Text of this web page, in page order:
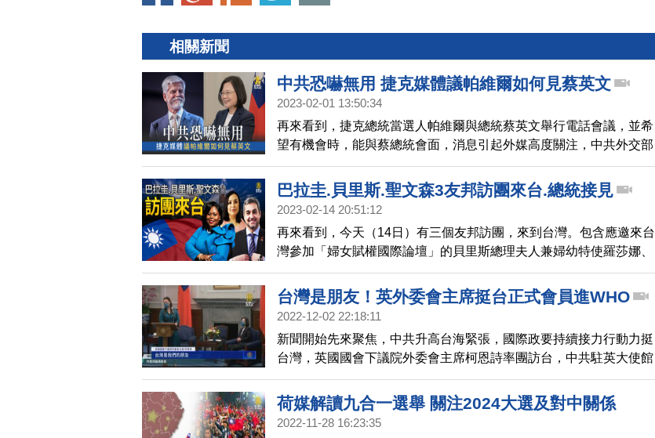
相關新聞
中共恐嚇無用 捷克媒體議帕維爾如何見蔡英文
2023-02-01 13:50:34
再來看到，捷克總統當選人帕維爾與總統蔡英文舉行電話會議，並希
望有機會時，能與蔡總統會面，消息引起外媒高度關注，中共外交部
則是跳腳反對，捷克廣播電台報導，捷克總理費亞拉對中共外交部的
反彈表示，捷克作為一個主權國家，要與誰會面、與誰通話「我們自
己做決定」。
巴拉圭.貝里斯.聖文森3友邦訪團來台.總統接見
2023-02-14 20:51:12
再來看到，今天（14日）有三個友邦訪團，來到台灣。包含應邀來台
灣參加「婦女賦權國際論壇」的貝里斯總理夫人兼婦幼特使羅莎娜、
聖文森外交部長彼德絲，以及率團來台灣進行國是訪問的巴拉圭總統
阿布鐸。
台灣是朋友！英外委會主席挺台正式會員進WHO
2022-12-02 22:18:11
新聞開始先來聚焦，中共升高台海緊張，國際政要持續接力行動力挺
台灣，英國國會下議院外委會主席柯恩詩率團訪台，中共駐英大使館
則是跳腳批評。柯恩詩表示，民主政體之間對話，是完全正確，今天
（2日）與中華民國總統蔡英文會面時表示，台灣應以正式成員身分參
與更多國際多邊組織，包括WHO，並強調台灣有朋友，不是孤立無
荷媒解讀九合一選舉 關注2024大選及對中關係
2022-11-28 16:23:35